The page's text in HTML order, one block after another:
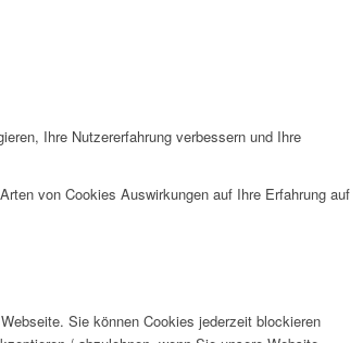
Ihre Nutzererfahrung verbessern und Ihre
von Cookies Auswirkungen auf Ihre Erfahrung auf
Sie können Cookies jederzeit blockieren